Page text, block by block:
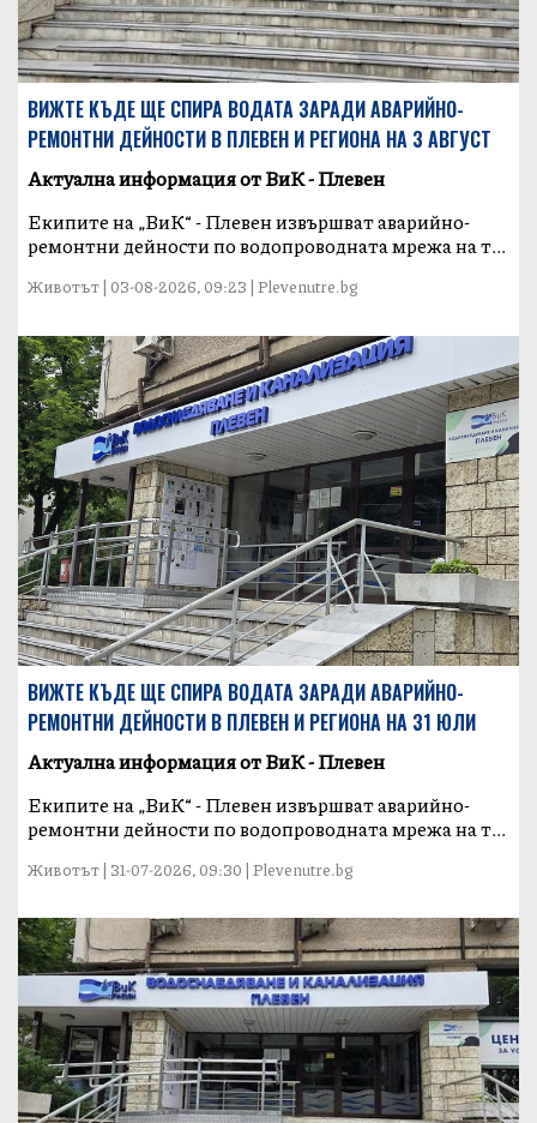
ВИЖТЕ КЪДЕ ЩЕ СПИРА ВОДАТА ЗАРАДИ АВАРИЙНО-
РЕМОНТНИ ДЕЙНОСТИ В ПЛЕВЕН И РЕГИОНА НА 3 АВГУСТ
Актуална информация от ВиК - Плевен
Екипите на „ВиК“ - Плевен извършват аварийно-
ремонтни дейности по водопроводната мрежа на т...
Животът | 03-08-2026, 09:23 | Plevenutre.bg
ВИЖТЕ КЪДЕ ЩЕ СПИРА ВОДАТА ЗАРАДИ АВАРИЙНО-
РЕМОНТНИ ДЕЙНОСТИ В ПЛЕВЕН И РЕГИОНА НА 31 ЮЛИ
Актуална информация от ВиК - Плевен
Екипите на „ВиК“ - Плевен извършват аварийно-
ремонтни дейности по водопроводната мрежа на т...
Животът | 31-07-2026, 09:30 | Plevenutre.bg